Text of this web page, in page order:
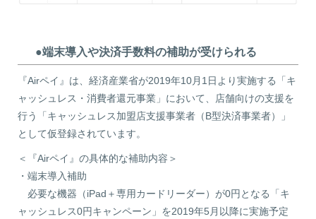
●端末導入や決済手数料の補助が受けられる
『Airペイ』は、経済産業省が2019年10月1日より実施する「キ
ャッシュレス・消費者還元事業」において、店舗向けの支援を
行う「キャッシュレス加盟店支援事業者（B型決済事業者）」
として仮登録されています。
＜『Airペイ』の具体的な補助内容＞
・端末導入補助
必要な機器（iPad＋専用カードリーダー）が0円となる「キ
ャッシュレス0円キャンペーン」を2019年5月以降に実施予定